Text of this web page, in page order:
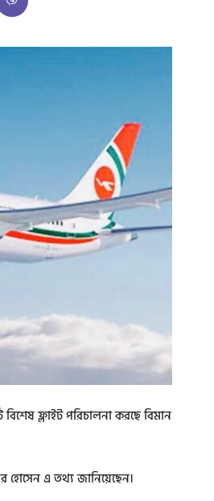
ফ্লাইট পরিচালনা করছে বিমান
হোসেন এ তথ্য জানিয়েছেন।